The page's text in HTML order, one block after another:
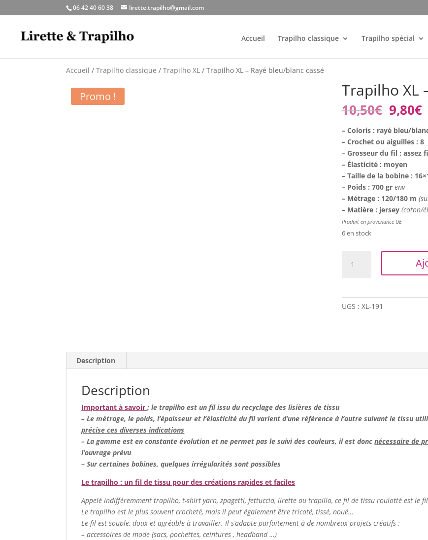
06 42 40 60 38 lirette.trapilho@gmail.com
Accueil Trapilho classique Trapilho spécial
Accueil /Trapilho classique /Trapilho XL / Trapilho XL – Rayé bleu/blanc cassé
Promo ! Trapilho XL
10,50€ Le
prix
initial
était :
9,80€Le
– Coloris : rayé bleu/
– Crochet ou aiguilles : 8
– Grosseur du fil : assez
– Élasticité : moyen
– Taille de la bobine :
– Poids : 700 gr env
– Métrage : 120/180 m
– Matière : jersey (coton/
Produit en provenance UE
6 en stock
UGS : XL-191
Description
Description
Important à savoir: le trapilho est un fil issu du recyclage des lisières de tissu
– Le métrage, le poids, l’épaisseur et l’élasticité du fil varient d’une référence à l’autre suivant le tissu
précise ces diverses indications
– La gamme est en constante évolution et ne permet pas le suivi des couleurs, il est doncnécessaire de
l’ouvrage prévu
–Sur certaines bobines, quelques irrégularités sont possibles
Le trapilho : un fil de tissu pour des créations rapides et faciles
Appelé indifféremment trapilho, t-shirt yarn, zpagetti, fettuccia, lirette ou trapillo, ce fil de tissu roulotté est le
Le trapilho est le plus souvent crocheté, mais il peut également être tricoté, tissé, noué…
Le fil est souple, doux et agréable à travailler. Il s’adapte parfaitement à de nombreux projets créatifs :
– accessoires de mode (sacs, pochettes, ceintures , headband …)